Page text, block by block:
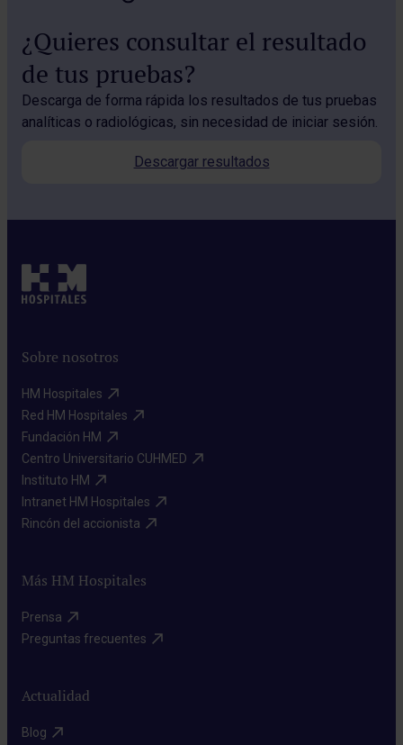
¿Quieres consultar el resultado
de tus pruebas?
Descarga de forma rápida los resultados de tus pruebas
analíticas o radiológicas, sin necesidad de iniciar sesión.
Descargar resultados
Sobre nosotros
HM Hospitales​
Red HM Hospitales​
Fundación HM​
Centro Universitario CUHMED​
Instituto HM​
Intranet HM Hospitales​
Rincón del accionista​
Más HM Hospitales
Prensa​
Preguntas frecuentes​
Actualidad
Blog​